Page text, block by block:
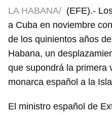
LA HABANA/ (EFE).-
a Cuba en noviembre
de los quinientos años
Habana, un
que supondrá la primera
monarca español a la
El ministro español de